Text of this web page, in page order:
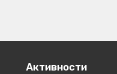
Активности